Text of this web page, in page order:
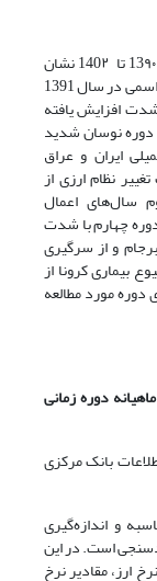
نمودار ۱ روند نرخ ارز اسمی و رشد آن را طی دوره 13۹۰ تا 140۲ نشان
‌می‌دهد. همان‌طور که از نمودار آشکار است نرخ ارز اسمی در سال 1391
1392 و در سال‌های 139۷-139۶ به‌شدت افزایش یافته
نوسان شدید
ایران و عراق
تغییر نظام ارزی از
1372)، دوره سوم سال‌های اعمال
آمریکا و غرب (1392-1390) و دوره چهارم با شدت
و از سرگیری
دوره پنجم شیوع بیماری کرونا از
دوره مورد مطالعه
دوره زمانی
بانک مرکزی
و اندازه‌گیری
است. در این
ارز، مقادیر نرخ